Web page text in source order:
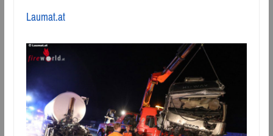
Laumat.at